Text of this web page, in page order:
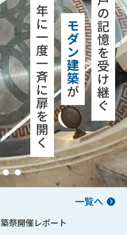
一覧へ
祭開催レポート